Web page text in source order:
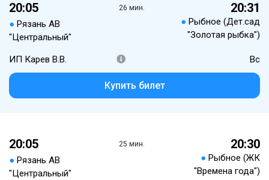
20:05
● Рязань АВ
"Центральный"
26 мин. 20:31
● Рыбное (Дет.сад
"Золотая рыбка")
ИП Карев В.В. Вс
Купить билет
20:05
● Рязань АВ
"Центральный"
25 мин. 20:30
● Рыбное (ЖК
"Времена года")